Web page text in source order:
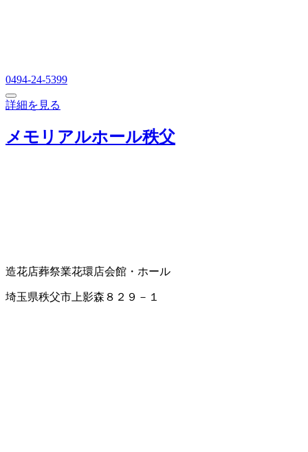
0494-24-5399
詳細を見る
メモリアルホール秩父
造花店葬祭業花環店会館・ホール
埼玉県秩父市上影森８２９－１